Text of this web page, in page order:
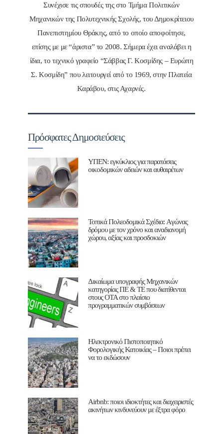
Συνέχισε τις σπουδές της στο Τμήμα Πολιτικών
Μηχανικών της Πολυτεχνικής Σχολής, του Δημοκρίτειου
Πανεπιστημίου Θράκης, από το οποίο αποφοίτησε,
επίσης με με “άριστα” το 2008. Σήμερα έχει αναλάβει η
ίδια, το τεχνικό γραφείο “Σάββας Γ. Κοσμίδης – Ευρώπη
Σ. Κοσμίδη” που λειτουργεί από το 1969, στην Πλατεία
Καράβου, στις Αχαρνές.
Πρόσφατες Δημοσιεύσεις
ΥΠΕΝ: εγκύκλιος για παρατάσεις
οικοδομικών αδειών και αυθαιρέτων
Τοπικά Πολεοδομικά Σχέδια: Aγώνας
δρόμου με τον χρόνο και αναδιανομή
χώρου, αξίας και προσδοκιών
Δικαίωμα υπογραφής Μηχανικών
κατηγορίας ΠΕ & ΤΕ που διατίθενται
στους ΟΤΑ στο πλαίσιο
προγραμματικών συμβάσεων
Ηλεκτρονικό Πιστοποιητικό
Φορολογικής Κατοικίας – Ποιοι πρέπει
να το εκδώσουν
Airbnb: ποιοι ιδιοκτήτες και διαχειριστές
ακινήτων κινδυνεύουν με έξτρα φόρο